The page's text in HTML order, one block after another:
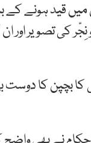
میں قید ہونے
کی تصویر
کا بچپن کا